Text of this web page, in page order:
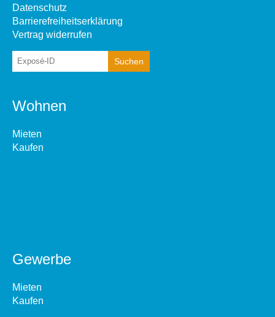
Datenschutz
Barrierefreiheitserklärung
Vertrag widerrufen
Wohnen
Mieten
Kaufen
Gewerbe
Mieten
Kaufen